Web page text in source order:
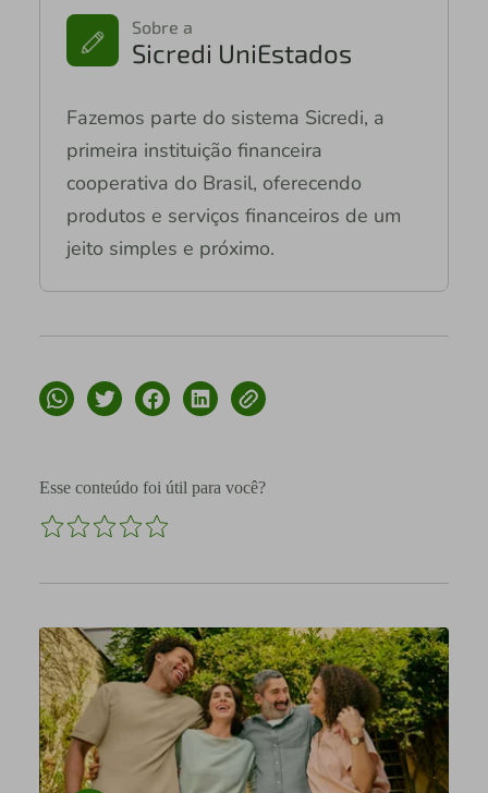
Sobre a
Sicredi UniEstados
Fazemos parte do sistema Sicredi, a
primeira instituição financeira
cooperativa do Brasil, oferecendo
produtos e serviços financeiros de um
jeito simples e próximo.
Esse conteúdo foi útil para você?